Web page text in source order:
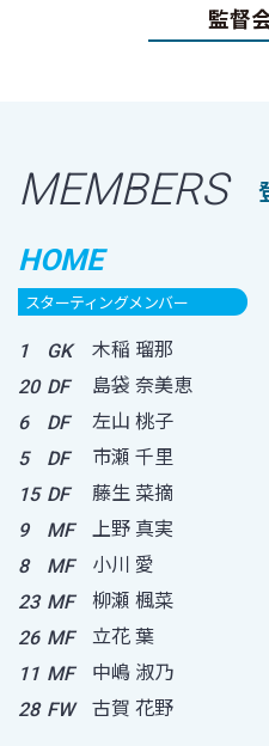
監督
MEMBERS
HOME
スターティングメンバー
1 GK 木稲 瑠那
20 DF 島袋 奈美恵
6 DF 左山 桃子
5 DF 市瀬 千里
15 DF 藤生 菜摘
9 MF 上野 真実
8 MF 小川 愛
23 MF 柳瀬 楓菜
26 MF 立花 葉
11 MF 中嶋 淑乃
28 FW 古賀 花野